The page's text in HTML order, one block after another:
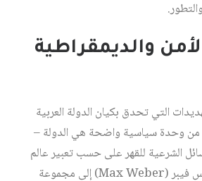
والديمقراطية
التي تحدق بكيان الدولة العربية
من وحدة سياسية واضحة هي الدولة –
الشرعية للقهر على حسب تعبير عالم
الاجتماع الألماني ماكس فيبر (Max Weber) إلى مجموعة